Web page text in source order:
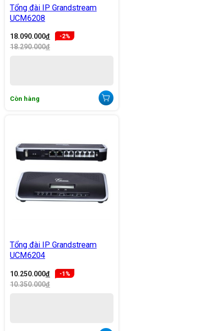
Tổng đài IP Grandstream
UCM6208
18.090.000đ -2%
18.290.000đ
Còn hàng
Tổng đài IP Grandstream
UCM6204
10.250.000đ -1%
10.350.000đ